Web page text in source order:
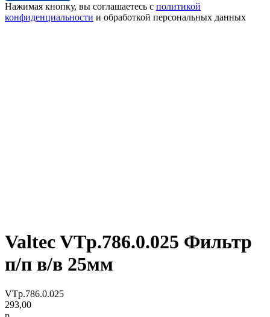
Нажимая кнопку, вы соглашаетесь с политикой
конфиденциальности и обработкой персональных данных
Valtec VTp.786.0.025 Фильтр
п/п в/в 25мм
VTp.786.0.025
293,00